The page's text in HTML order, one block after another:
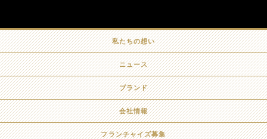
私たちの想い
ニュース
ブランド
会社情報
フランチャイズ募集